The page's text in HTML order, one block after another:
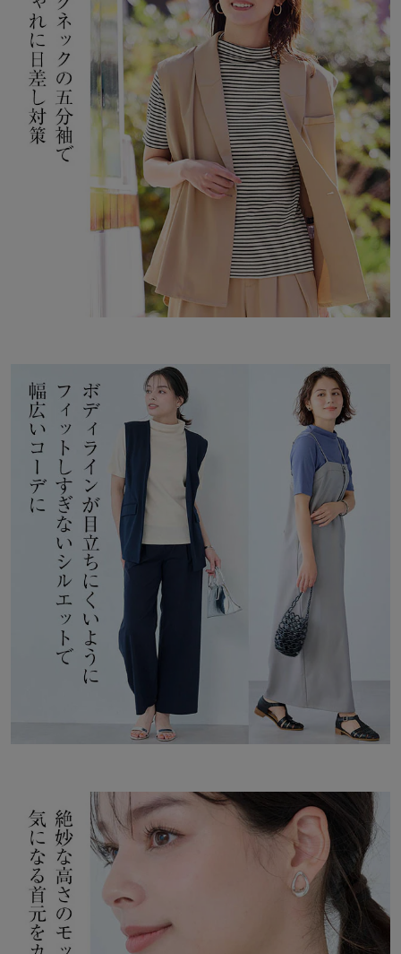
「サラリスト（Salalistを含む）」は、株式会社千趣会の登録商標で
す。